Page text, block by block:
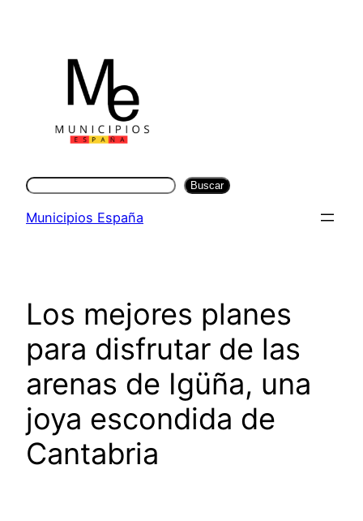
contenido
Buscar Buscar
Municipios España
Los mejores planes
para disfrutar de las
arenas de Igüña, una
joya escondida de
Cantabria